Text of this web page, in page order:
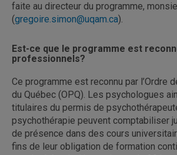
faite au directeur du programme,
(gregoire.simon@uqam.ca).
Est-ce que le programme est
professionnels?
Ce programme est reconnu par l’Ordre
du Québec (OPQ). Les psychologues
titulaires du permis de
psychothérapie peuvent comptabiliser
de présence dans des cours
fins de leur obligation de formation